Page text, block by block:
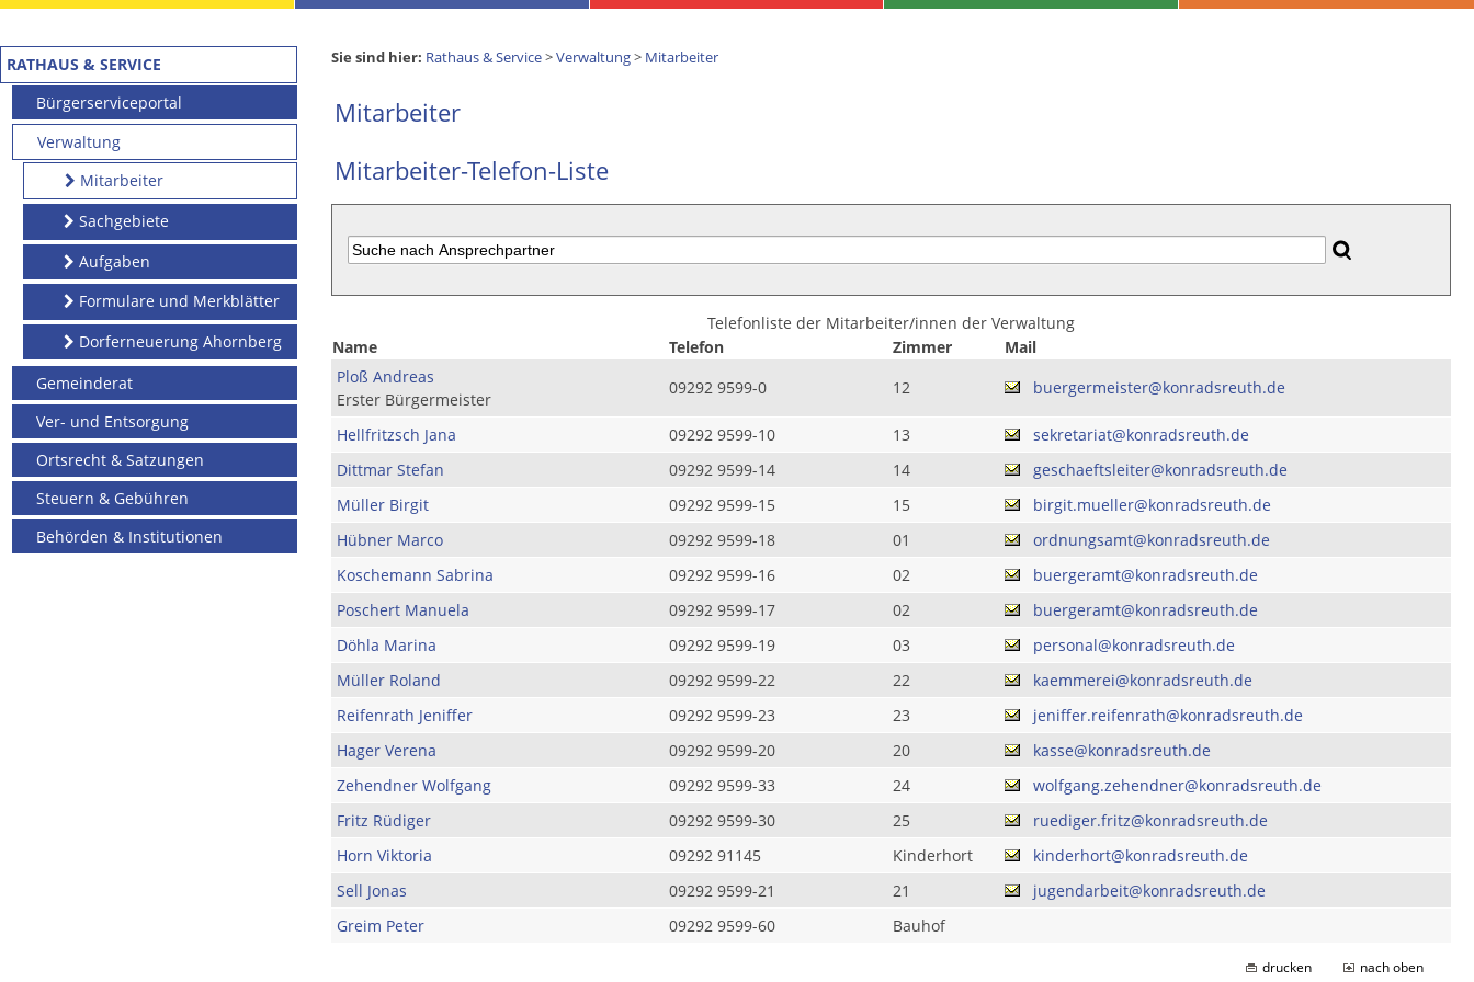
RATHAUS & SERVICE
Bürgerserviceportal
Verwaltung
Mitarbeiter
Sachgebiete
Aufgaben
Formulare und Merkblätter
Dorferneuerung Ahornberg
Gemeinderat
Ver- und Entsorgung
Ortsrecht & Satzungen
Steuern & Gebühren
Behörden & Institutionen
Sie sind hier: Rathaus & Service>Verwaltung> Mitarbeiter
Mitarbeiter
Mitarbeiter-Telefon-Liste
Telefonliste der Mitarbeiter/innen der Verwaltung
Name
Telefon Zimmer
Mail
Ploß Andreas
Erster Bürgermeister
09292 9599-0 12 buergermeister@konradsreuth.de
Hellfritzsch Jana 09292 9599-10 13
sekretariat@konradsreuth.de
Dittmar Stefan
09292 9599-14 14
geschaeftsleiter@konradsreuth.de
Müller Birgit
09292 9599-15 15
birgit.mueller@konradsreuth.de
Hübner Marco
09292 9599-18 01
ordnungsamt@konradsreuth.de
Koschemann Sabrina
09292 9599-16 02
buergeramt@konradsreuth.de
Poschert Manuela
09292 9599-17 02
buergeramt@konradsreuth.de
Döhla Marina
09292 9599-19 03
personal@konradsreuth.de
Müller Roland
09292 9599-22 22
kaemmerei@konradsreuth.de
Reifenrath Jeniffer
09292 9599-23 23
jeniffer.reifenrath@konradsreuth.de
Hager Verena
09292 9599-20 20
kasse@konradsreuth.de
Zehendner Wolfgang
09292 9599-33 24
wolfgang.zehendner@konradsreuth.de
Fritz Rüdiger
09292 9599-30 25
ruediger.fritz@konradsreuth.de
Horn Viktoria
09292 91145 Kinderhort
kinderhort@konradsreuth.de
Sell Jonas
09292 9599-21 21
jugendarbeit@konradsreuth.de
Greim Peter
09292 9599-60 Bauhof
drucken nach oben